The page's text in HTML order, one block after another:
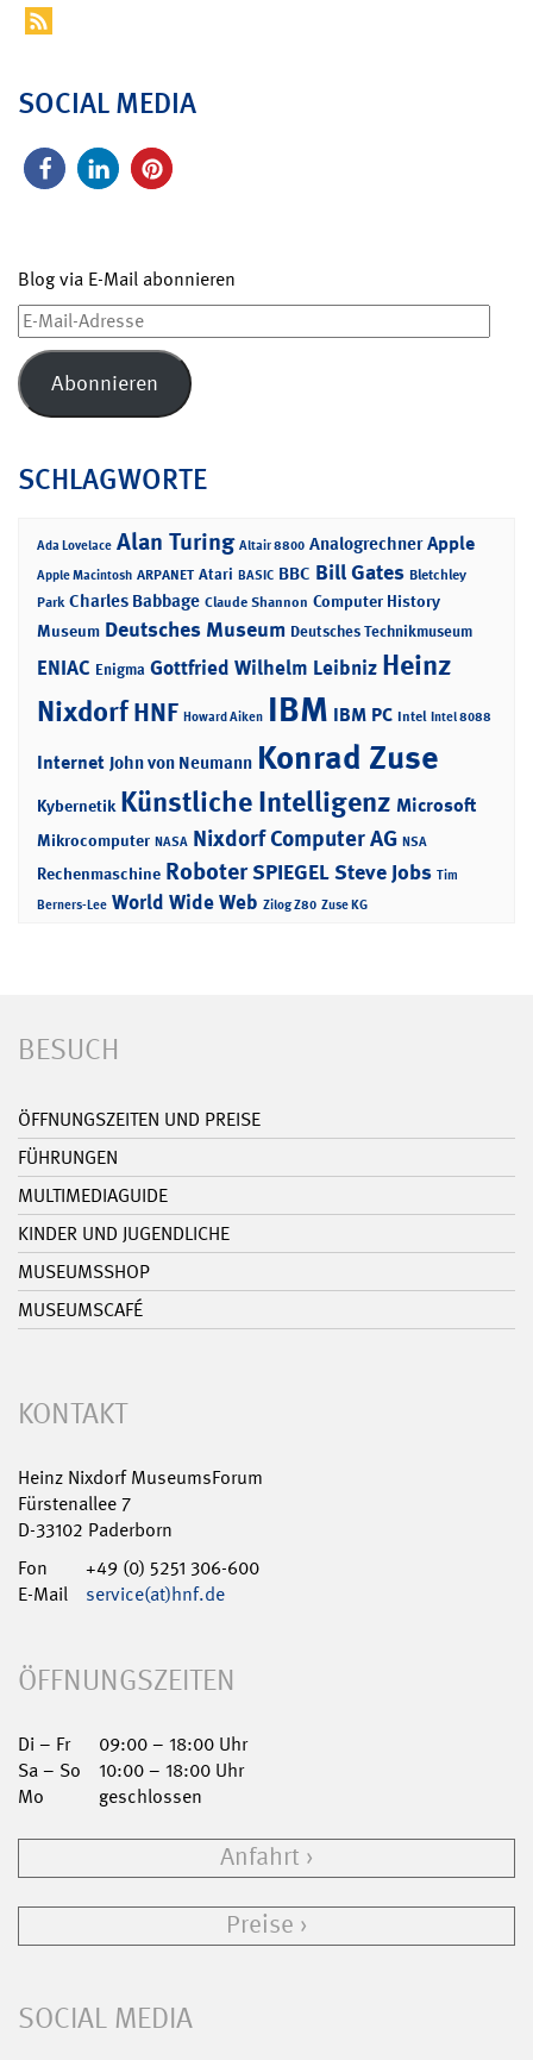
SOCIAL MEDIA
Blog via E-Mail abonnieren
E-
Mail-
Adresse
Abonnieren
SCHLAGWORTE
Ada Lovelace Alan Turing Altair 8800 Analogrechner Apple
Apple Macintosh ARPANET Atari BASIC BBC Bill Gates Bletchley
Park Charles Babbage Claude Shannon Computer History
Museum Deutsches Museum Deutsches Technikmuseum
ENIAC Enigma Gottfried Wilhelm Leibniz Heinz
NixdorfHNF Howard Aiken IBM IBM PC Intel Intel 8088
Internet John von Neumann Konrad Zuse
Kybernetik Künstliche Intelligenz Microsoft
Mikrocomputer NASA Nixdorf Computer AG NSA
Rechenmaschine RoboterSPIEGELSteve Jobs Tim
Berners-Lee World Wide Web Zilog Z80 Zuse KG
BESUCH
ÖFFNUNGSZEITEN UND PREISE
FÜHRUNGEN
MULTIMEDIAGUIDE
KINDER UND JUGENDLICHE
MUSEUMSSHOP
MUSEUMSCAFÉ
KONTAKT
Heinz Nixdorf MuseumsForum
Fürstenallee 7
D-33102 Paderborn
Fon
+49 (0) 5251 306-600
E-Mail
service(at)hnf.de
ÖFFNUNGSZEITEN
Di – Fr
09:00 – 18:00 Uhr
Sa – So
10:00 – 18:00 Uhr
Mo
geschlossen
Anfahrt
Preise
SOCIAL MEDIA